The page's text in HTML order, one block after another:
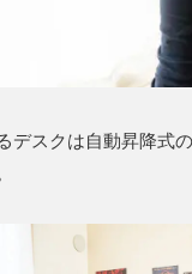
デスクは自動昇降式